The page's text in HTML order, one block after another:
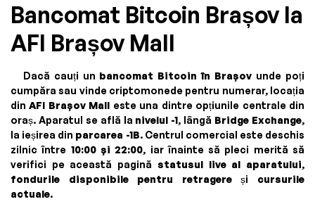
Bancomat Bitcoin Brașov la
AFI Brașov Mall
Dacă cauți un bancomat Bitcoin în Brașov unde poți
cumpăra sau vinde criptomonede pentru numerar, locația
dinAFI Brașov Mall este una dintre opțiunile centrale din
oraș. Aparatul se află la nivelul -1, lângă Bridge Exchange,
la ieșirea din parcarea -1B. Centrul comercial este deschis
zilnic între 10:00 și 22:00, iar înainte să pleci merită să
verifici pe această pagină statusul live al aparatului,
fondurile disponibile pentru retragereși cursurile
actuale.